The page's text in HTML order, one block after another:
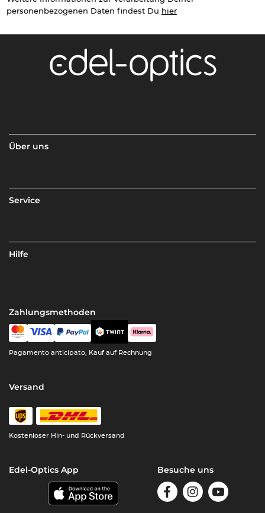
personenbezogenen Daten findest Du hier
Über uns
Service
Hilfe
Zahlungsmethoden
Pagamento anticipato, Kauf auf Rechnung
Versand
Kostenloser Hin- und Rückversand
Edel-Optics App Besuche uns